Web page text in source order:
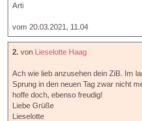
Arti
vom 20.03.2021, 11.04
2. von Lieselotte Haag
Ach wie lieb anzusehen dein ZiB. Im
Sprung in den neuen Tag zwar nicht
hoffe doch, ebenso freudig!
Liebe Grüße
Lieselotte